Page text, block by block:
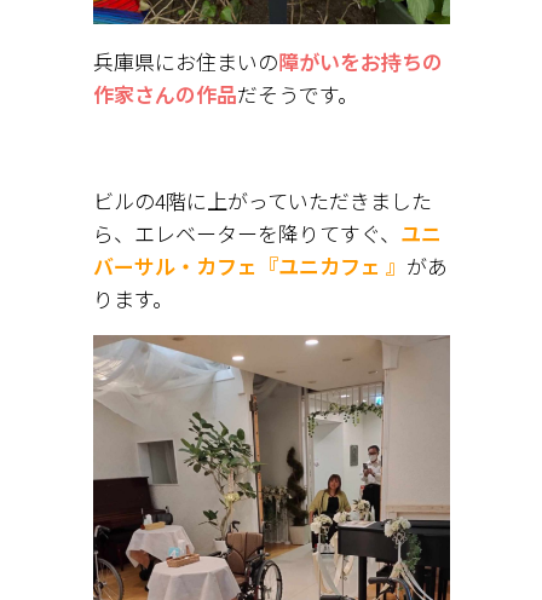
兵庫県にお住まいの障がいをお持ちの
作家さんの作品だそうです。
ビルの4階に上がっていただきました
ら、エレベーターを降りてすぐ、 ユニ
バーサル・カフェ『ユニカフェ 』 があ
ります。